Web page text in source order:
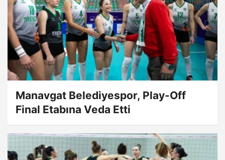
Manavgat Belediyespor, Play-Off
Final Etabına Veda Etti